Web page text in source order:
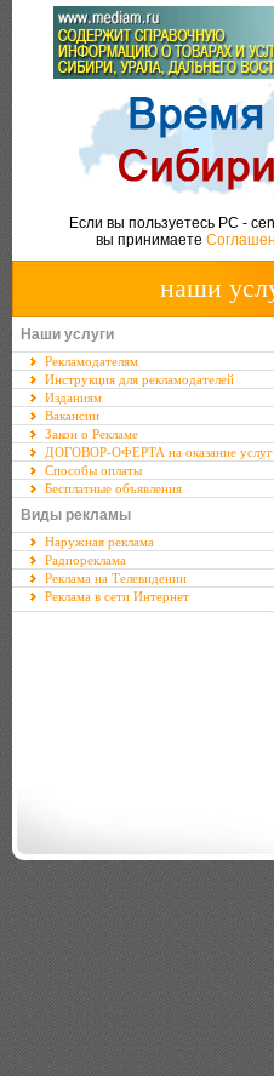
Если вы пользуетесь PC -
вы принимаете
наши
Наши услуги
Рекламодателям
Инструкция для рекламодателей
Изданиям
Вакансии
Закон о Рекламе
ДОГОВОР-ОФЕРТА на оказание услуг
Способы оплаты
Бесплатные объявления
Виды рекламы
Наружная реклама
Радиореклама
Реклама на Телевидении
Реклама в сети Интернет